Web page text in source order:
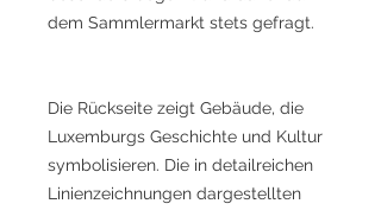
dem Sammlermarkt stets gefragt.
Die Rückseite zeigt Gebäude, die
Luxemburgs Geschichte und Kultur
symbolisieren. Die in detailreichen
Linienzeichnungen dargestellten